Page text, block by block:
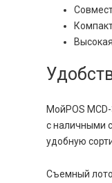
МойPOS
с наличными
удобную
Съемный